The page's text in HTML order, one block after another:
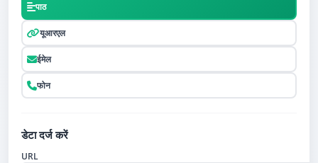
पाठ
यूआरएल
ईमेल
फोन
डेटा दर्ज करें
URL